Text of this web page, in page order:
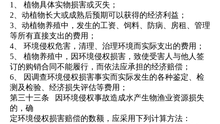
1、
植物具体实物损害或灭失；
2、动植物长大或成熟后预期可以获得的经济利益；
3、动植物养殖中，发生的工资、饲料、防病、房租、管理
等所有直接支出的费用；
4、
环境侵权危害，清理、治理环境而实际支出的费用；
5、
植物养殖中，因环境侵权损害，致使受害人与他人签
订的购销合同不能履行，而依法应承担的经济赔偿；
6、
因调查环境侵权损害事实而实际发生的各种鉴定、检
测及检验、经济损失评估等费用；
第三十三条 因环境侵权事故造成水产生物渔业资源损失
的，确
定环境侵权损害赔偿的数额，应采用下列计算方法：